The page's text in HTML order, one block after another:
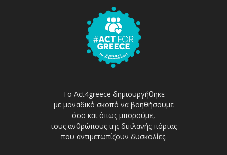
Το Act4greece δημιουργήθηκε
με μοναδικό σκοπό να βοηθήσουμε
όσο και όπως μπορούμε,
τους ανθρώπους της διπλανής πόρτας
που αντιμετωπίζουν δυσκολίες.